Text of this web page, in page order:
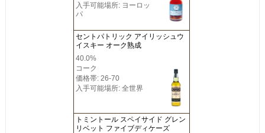
入手可能場所: ヨーロッ
パ
セントパトリック アイリッシュウ
イスキー オーク熟成
40.0%
コーク
価格帯: 26-70
入手可能場所: 全世界
トミントール スペイサイド グレン
リベット ファイブディケーズ